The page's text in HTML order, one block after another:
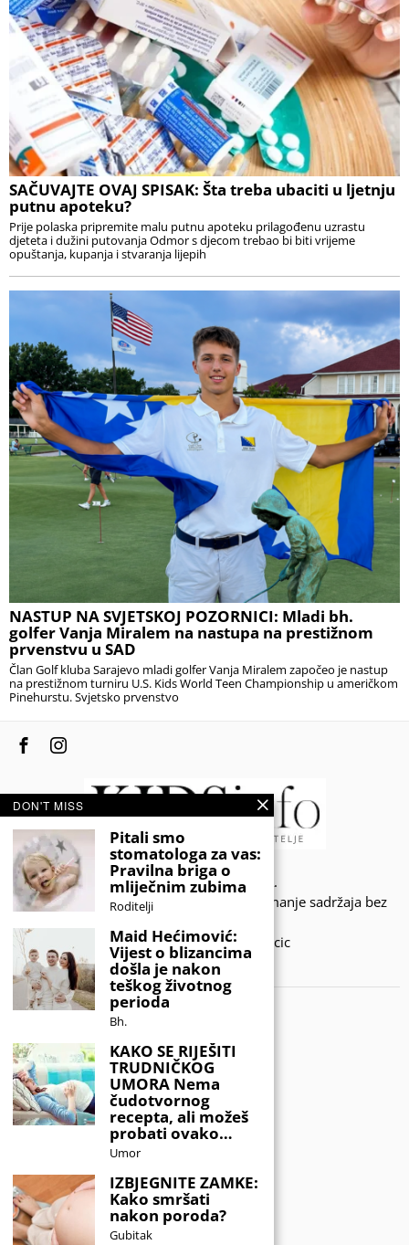
SAČUVAJTE OVAJ SPISAK: Šta treba ubaciti u ljetnju
putnu apoteku?
Prije polaska pripremite malu putnu apoteku prilagođenu uzrastu
djeteta i dužini putovanja Odmor s djecom trebao bi biti vrijeme
opuštanja, kupanja i stvaranja lijepih
NASTUP NA SVJETSKOJ POZORNICI: Mladi bh.
golfer Vanja Miralem na nastupa na prestižnom
prvenstvu u SAD
Član Golf kluba Sarajevo mladi golfer Vanja Miralem započeo je nastup
na prestižnom turniru U.S. Kids World Teen Championship u američkom
Pinehurstu. Svjetsko prvenstvo
© 2020 - KIDSINFO.BA.
Sva prava zadržana. Zabranjeno preuzimanje sadržaja bez
Developed by Amar SIjercic
IZAŠAO JE NOVI MAGAZIN!
DON'T MISS
Pitali smo
stomatologa za vas:
Pravilna briga o
mliječnim zubima
Roditelji
Maid Hećimović:
Vijest o blizancima
došla je nakon
teškog životnog
perioda
Bh.
KAKO SE RIJEŠITI
TRUDNIČKOG
UMORA Nema
čudotvornog
recepta, ali možeš
probati ovako…
Umor
IZBJEGNITE ZAMKE:
Kako smršati
nakon poroda?
Gubitak